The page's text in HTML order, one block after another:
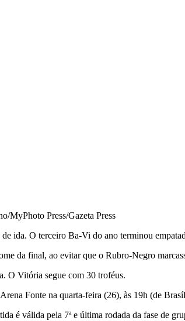
MyPhoto Press/Gazeta Press
ida. O terceiro Ba-Vi do ano terminou
da final, ao evitar que o Rubro-Negro
O Vitória segue com 30 troféus.
Fonte na quarta-feira (26), às 19h (de
é válida pela 7ª e última rodada da fase de